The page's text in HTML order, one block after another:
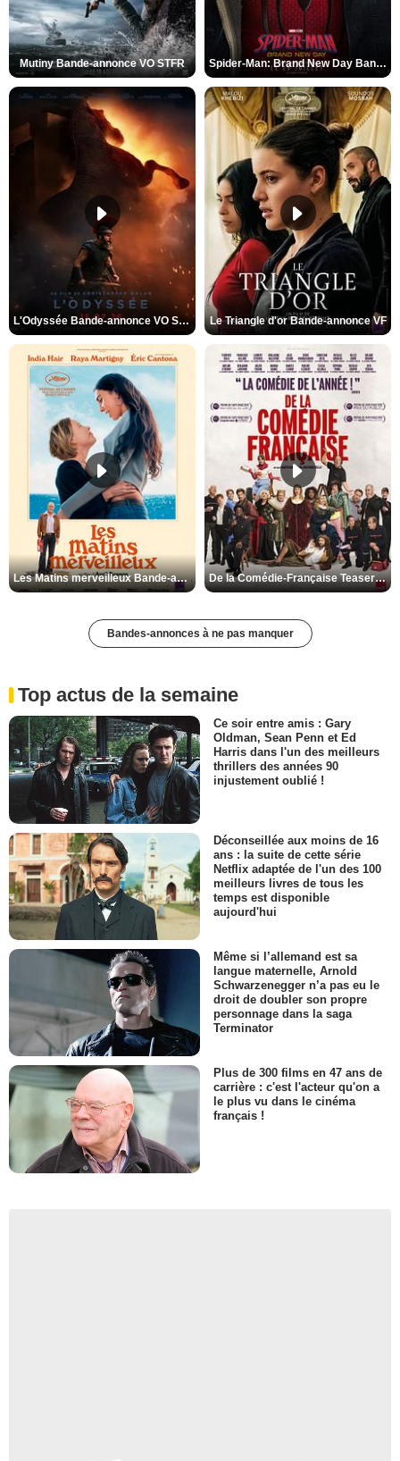
Mutiny Bande-annonce VO STFR Spider-Man: Brand New Day Bande-annonce VO STFR
L'Odyssée Bande-annonce VO STFR Le Triangle d'or Bande-annonce VF
Les Matins merveilleux Bande-annonce VF De la Comédie-Française Teaser VF
Bandes-annonces à ne pas manquer
Top actus de la semaine
Ce soir entre amis : Gary
Oldman, Sean Penn et Ed
Harris dans l'un des meilleurs
thrillers des années 90
injustement oublié !
Déconseillée aux moins de 16
ans : la suite de cette série
Netflix adaptée de l'un des 100
meilleurs livres de tous les
temps est disponible
aujourd'hui
Même si l’allemand est sa
langue maternelle, Arnold
Schwarzenegger n’a pas eu le
droit de doubler son propre
personnage dans la saga
Terminator
Plus de 300 films en 47 ans de
carrière : c'est l'acteur qu'on a
le plus vu dans le cinéma
français !